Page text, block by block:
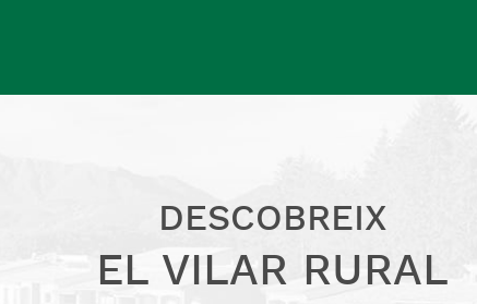
DESCOBREIX
EL VILAR RURAL